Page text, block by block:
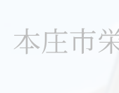
一戸建て
本庄市